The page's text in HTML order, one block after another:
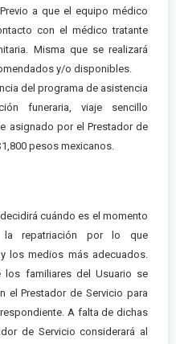
a que el equipo médico
con el médico tratante
Misma que se realizará
y/o disponibles.
del programa de asistencia
funeraria, viaje sencillo
asignado por el Prestador de
pesos mexicanos.
cuándo es el momento
la repatriación por lo que
los medios más adecuados.
los familiares del Usuario se
el Prestador de Servicio para
A falta de dichas
de Servicio considerará al